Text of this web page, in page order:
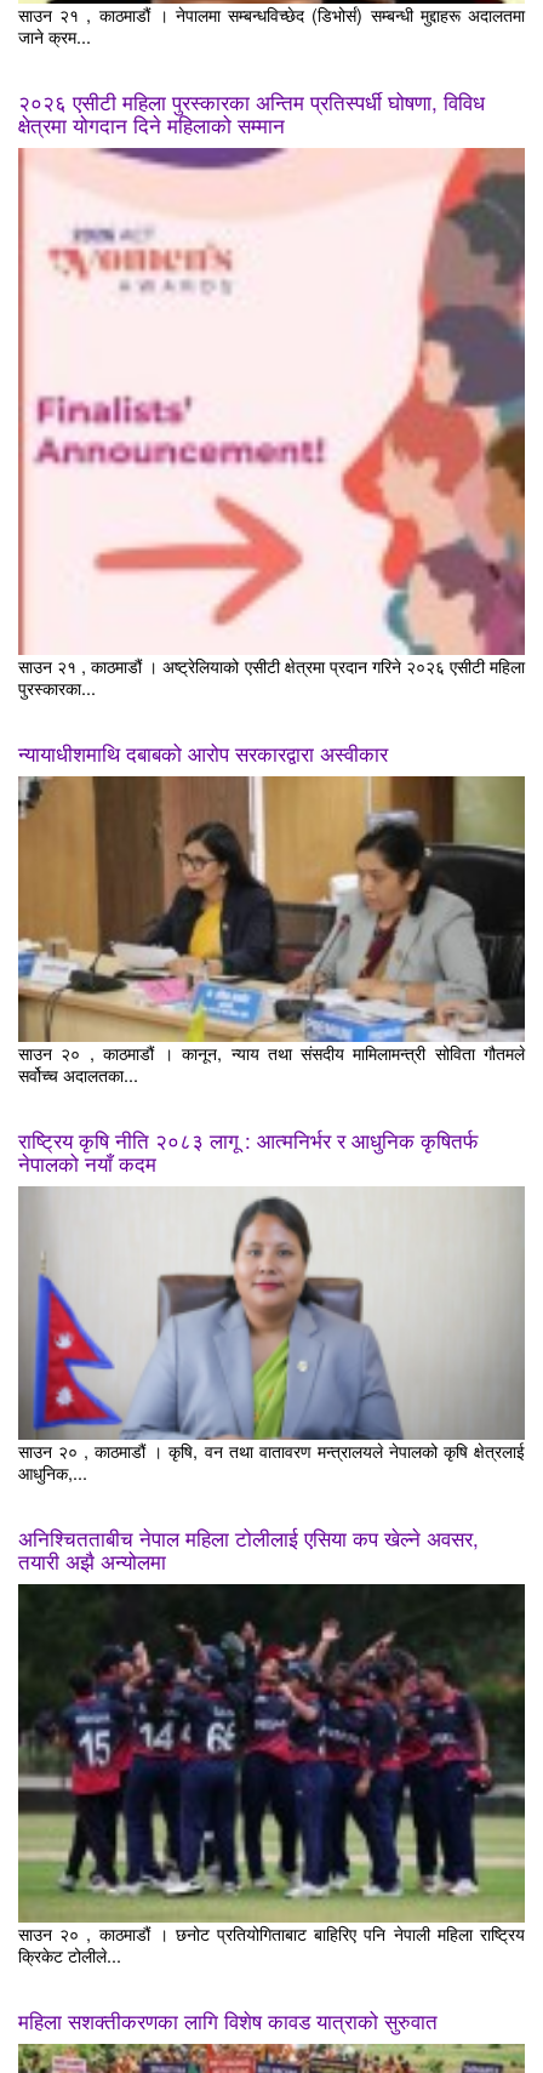
साउन २१ , काठमाडौं । नेपालमा सम्बन्धविच्छेद (डिभोर्स) सम्बन्धी मुद्दाहरू अदालतमा
जाने क्रम...
२०२६ एसीटी महिला पुरस्कारका अन्तिम प्रतिस्पर्धी घोषणा, विविध
क्षेत्रमा योगदान दिने महिलाको सम्मान
साउन २१ , काठमाडौं । अष्ट्रेलियाको एसीटी क्षेत्रमा प्रदान गरिने २०२६ एसीटी महिला
पुरस्कारका...
न्यायाधीशमाथि दबाबको आरोप सरकारद्वारा अस्वीकार
साउन २० , काठमाडौं । कानून, न्याय तथा संसदीय मामिलामन्त्री सोविता गौतमले
सर्वोच्च अदालतका...
राष्ट्रिय कृषि नीति २०८३ लागू : आत्मनिर्भर र आधुनिक कृषितर्फ
नेपालको नयाँ कदम
साउन २० , काठमाडौं । कृषि, वन तथा वातावरण मन्त्रालयले नेपालको कृषि क्षेत्रलाई
आधुनिक,...
अनिश्चितताबीच नेपाल महिला टोलीलाई एसिया कप खेल्ने अवसर,
तयारी अझै अन्योलमा
साउन २० , काठमाडौं । छनोट प्रतियोगिताबाट बाहिरिए पनि नेपाली महिला राष्ट्रिय
क्रिकेट टोलीले...
महिला सशक्तीकरणका लागि विशेष कावड यात्राको सुरुवात